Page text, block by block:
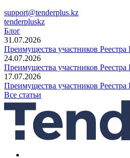
support@tenderplus.kz
tenderpluskz
Блог
31.07.2026
Преимущества участников
24.07.2026
Преимущества участников
17.07.2026
Преимущества участников
Все статьи